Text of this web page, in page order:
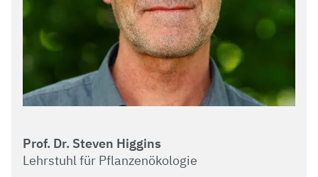
Prof. Dr. Steven Higgins
Lehrstuhl für Pflanzenökologie